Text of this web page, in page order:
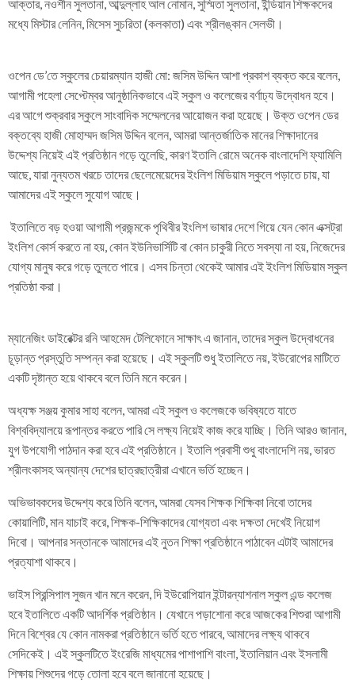
আক্তার, নওশীন সুলতানা, আব্দুল্লাহ আল নোমান, সুস্মিতা সুলতানা, ইন্ডিয়ান শিক্ষকদের
মধ্যে মিস্টার লেনিন, মিসেস সুচরিতা (কলকাতা) এবং শ্রীলঙ্কান সেলভী‌।
ওপেন ডে’তে স্কুলের চেয়ারম্যান হাজী মো: জসিম উদ্দিন আশা প্রকাশ ব্যক্ত করে বলেন,
আগামী পহেলা সেপ্টেম্বর আনুষ্ঠানিকভাবে এই স্কুল ও কলেজের বর্ণাঢ্য উদ্বোধন হবে।
এর আগে শুক্রবার স্কুলে সাংবাদিক সম্মেলনের আয়োজন করা হয়েছে। উক্ত ওপেন ডের
বক্তব্যে হাজী মোহাম্মদ জসিম উদ্দিন বলেন, আমরা আন্তর্জাতিক মানের শিক্ষাদানের
উদ্দেশ্য নিয়েই এই প্রতিষ্ঠান গড়ে তুলেছি, কারণ ইতালি রোমে অনেক বাংলাদেশি ফ্যামিলি
আছে, যারা নুন্যতম খরচে তাদের ছেলেমেয়েদের ইংলিশ মিডিয়াম স্কুলে পড়াতে চায়, যা
আমাদের এই স্কুলে সুযোগ আছে।
ইতালিতে বড় হওয়া আগামী প্রজন্মকে পৃথিবীর ইংলিশ ভাষার দেশে গিয়ে যেন কোন এক্সট্রা
ইংলিশ কোর্স করতে না হয়, কোন ইউনিভার্সিটি বা কোন চাকুরী নিতে সবস্যা না হয়, নিজেদের
যোগ্য মানুষ করে গড়ে তুলতে পারে। এসব চিন্তা থেকেই আমার এই ইংলিশ মিডিয়াম স্কুল
প্রতিষ্ঠা করা।
ম্যানেজিং ডাইরেক্টর রনি আহমেদ টেলিফোনে সাক্ষাৎ এ জানান, তাদের স্কুল উদ্বোধনের
চূড়ান্ত প্রস্তুতি সম্পন্ন করা হয়েছে। এই স্কুলটি শুধু ইতালিতে নয়, ইউরোপের মাটিতে
একটি দৃষ্টান্ত হয়ে থাকবে বলে তিনি মনে করেন।
অধ্যক্ষ সঞ্জয় কুমার সাহা বলেন, আমরা এই স্কুল ও কলেজকে ভবিষ্যতে যাতে
বিশ্ববিদ্যালয়ে রূপান্তর করতে পারি সে লক্ষ্য নিয়েই কাজ করে যাচ্ছি। তিনি আরও জানান,
যুগ উপযোগী পাঠদান করা হবে এই প্রতিষ্ঠানে। ইতালি প্রবাসী শুধু বাংলাদেশি নয়, ভারত
শ্রীলংকাসহ অন্যান্য দেশের ছাত্রছাত্রীরা এখানে ভর্তি হচ্ছেন।
অভিভাবকদের উদ্দেশ্য করে তিনি বলেন, আমরা যেসব শিক্ষক শিক্ষিকা নিবো তাদের
কোয়ালিটি, মান যাচাই করে, শিক্ষক-শিক্ষিকাদের যোগ্যতা এবং দক্ষতা দেখেই নিয়োগ
দিবো। আপনার সন্তানকে আমাদের এই নুতন শিক্ষা প্রতিষ্ঠানে পাঠাবেন এটাই আমাদের
প্রত্যাশা থাকবে।
ভাইস প্রিন্সিপাল সুজন খান মনে করেন, দি ইউরোপিয়ান ইন্টারন্যাশনাল স্কুল এন্ড কলেজ
হবে ইতালিতে একটি আদর্শিক প্রতিষ্ঠান। যেখানে পড়াশোনা করে আজকের শিশুরা আগামী
দিনে বিশ্বের যে কোন নামকরা প্রতিষ্ঠানে ভর্তি হতে পারবে, আমাদের লক্ষ্য থাকবে
সেদিকেই। এই স্কুলটিতে ইংরেজি মাধ্যমের পাশাপাশি বাংলা, ইতালিয়ান এবং ইসলামী
শিক্ষায় শিশুদের গড়ে তোলা হবে বলে জানানো হয়েছে।